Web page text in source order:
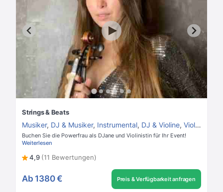
Strings & Beats
Musiker, DJ & Musiker, Instrumental, DJ & Violine, Violinist
Buchen Sie die Powerfrau als DJane und Violinistin für Ihr Event!
Weiterlesen
4,9 (11 Bewertungen)
Ab 1380 € Preis & Verfügbarkeit anfragen